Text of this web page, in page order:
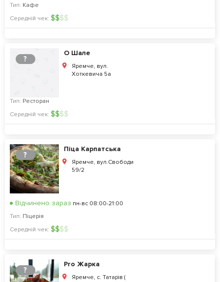
Тип: Кафе
Середній чек: $$$$
?
О Шале
Яремче, вул.
Хоткевича 5а
Тип: Ресторан
Середній чек: $$$$
?
Піца Карпатська
Яремче, вул.Свободи
59/2
Відчинено зараз пн-вс 08:00-21:00
Тип: Піцерія
Середній чек: $$$$
?
Pro Жарка
Яремче, с. Татарів (